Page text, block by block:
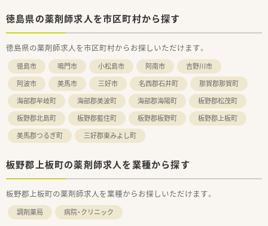
徳島県の薬剤師求人を市区町村から探す
徳島県の薬剤師求人を市区町村からお探しいただけます。
徳島市 鳴門市 小松島市 阿南市
吉野川市
阿波市
美馬市 三好市 名西郡石井町
那賀郡那賀町
海部郡牟岐町
海部郡美波町 海部郡海陽町
板野郡松茂町
板野郡北島町
板野郡藍住町 板野郡板野町
板野郡上板町
美馬郡つるぎ町
三好郡東みよし町
板野郡上板町の薬剤師求人を業種から探す
板野郡上板町の薬剤師求人を業種からお探しいただけます。
調剤薬局 病院・クリニック